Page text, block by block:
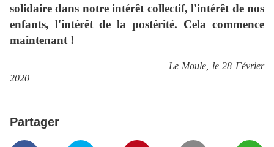
solidaire dans notre intérêt collectif, l'intérêt de nos
enfants, l'intérêt de la postérité. Cela commence
maintenant !
Le Moule, le 28 Février
2020
Partager